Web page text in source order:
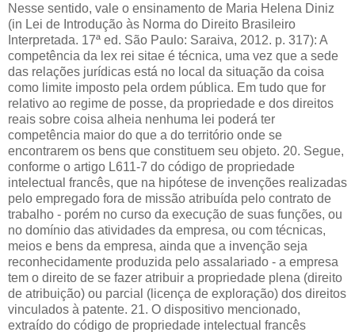
Nesse sentido, vale o ensinamento de Maria Helena Diniz
(in Lei de Introdução às Norma do Direito Brasileiro
Interpretada. 17ª ed. São Paulo: Saraiva, 2012. p. 317): A
competência da lex rei sitae é técnica, uma vez que a sede
das relações jurídicas está no local da situação da coisa
como limite imposto pela ordem pública. Em tudo que for
relativo ao regime de posse, da propriedade e dos direitos
reais sobre coisa alheia nenhuma lei poderá ter
competência maior do que a do território onde se
encontrarem os bens que constituem seu objeto. 20. Segue,
conforme o artigo L611-7 do código de propriedade
intelectual francês, que na hipótese de invenções realizadas
pelo empregado fora de missão atribuída pelo contrato de
trabalho - porém no curso da execução de suas funções, ou
no domínio das atividades da empresa, ou com técnicas,
meios e bens da empresa, ainda que a invenção seja
reconhecidamente produzida pelo assalariado - a empresa
tem o direito de se fazer atribuir a propriedade plena (direito
de atribuição) ou parcial (licença de exploração) dos direitos
vinculados à patente. 21. O dispositivo mencionado,
extraído do código de propriedade intelectual francês